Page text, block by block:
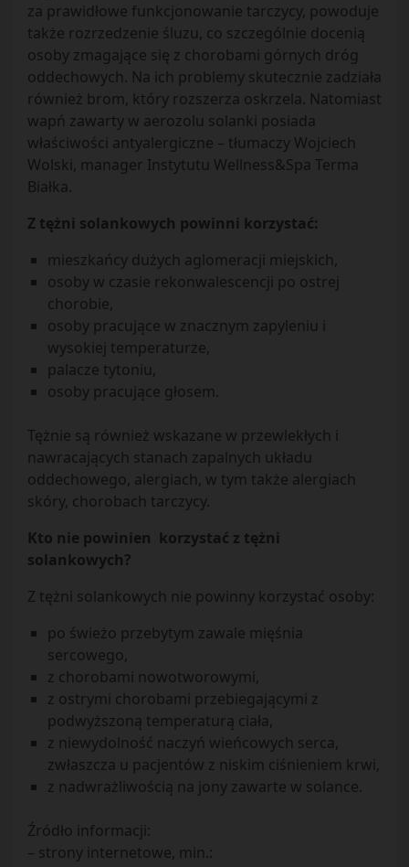
za prawidłowe funkcjonowanie tarczycy, powoduje
także rozrzedzenie śluzu, co szczególnie docenią
osoby zmagające się z chorobami górnych dróg
oddechowych. Na ich problemy skutecznie zadziała
również brom, który rozszerza oskrzela. Natomiast
wapń zawarty w aerozolu solanki posiada
właściwości antyalergiczne – tłumaczy Wojciech
Wolski, manager Instytutu Wellness&Spa Terma
Białka.
Z tężni solankowych powinni korzystać:
mieszkańcy dużych aglomeracji miejskich,
osoby w czasie rekonwalescencji po ostrej
chorobie,
osoby pracujące w znacznym zapyleniu i
wysokiej temperaturze,
palacze tytoniu,
osoby pracujące głosem.
Tężnie są również wskazane w przewlekłych i
nawracających stanach zapalnych układu
oddechowego, alergiach, w tym także alergiach
skóry, chorobach tarczycy.
Kto nie powinien korzystać z tężni
solankowych?
Z tężni solankowych nie powinny korzystać osoby:
po świeżo przebytym zawale mięśnia
sercowego,
z chorobami nowotworowymi,
z ostrymi chorobami przebiegającymi z
podwyższoną temperaturą ciała,
z niewydolność naczyń wieńcowych serca,
zwłaszcza u pacjentów z niskim ciśnieniem krwi,
z nadwrażliwością na jony zawarte w solance.
Źródło informacji:
– strony internetowe, min.: